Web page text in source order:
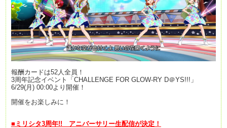
報酬カードは52人全員！
3周年記念イベント「CHALLENGE FOR GLOW-RY D＠YS!!!」
6/29(月) 00:00より開催！
開催をお楽しみに！
■ミリシタ3周年!! アニバーサリー生配信が決定！